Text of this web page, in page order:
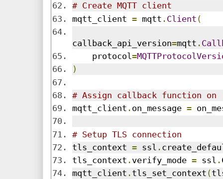
# Create MQTT client
mqtt_client = mqtt . Client (
callback_api_version=mqtt .
    protocol
=
)
# Assign callback function on
mqtt_client . on_message =
# Setup TLS connection
tls_context = ssl .
tls_context . verify_mode = ssl .
mqtt_client . tls_set_context (